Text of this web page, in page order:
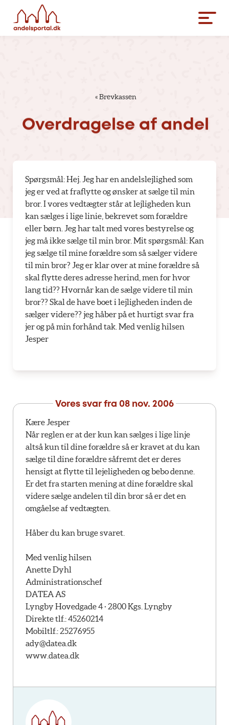
«Brevkassen
Overdragelse af andel
Spørgsmål: Hej. Jeg har en andelslejlighed som
jeg er ved at fraflytte og ønsker at sælge til min
bror. I vores vedtægter står at lejligheden kun
kan sælges i lige linie, bekrevet som forældre
eller børn. Jeg har talt med vores bestyrelse og
jeg må ikke sælge til min bror. Mit spørgsmål: Kan
jeg sælge til mine forældre som så sælger videre
til min bror? Jeg er klar over at mine forældre så
skal flytte deres adresse herind, men for hvor
lang tid?? Hvornår kan de sælge videre til min
bror?? Skal de have boet i lejligheden inden de
sælger videre?? jeg håber på et hurtigt svar fra
jer og på min forhånd tak. Med venlig hilsen
Jesper
Vores svar fra 08 nov. 2006
Kære Jesper
Når reglen er at der kun kan sælges i lige linje
altså kun til dine forældre så er kravet at du kan
sælge til dine forældre såfremt det er deres
hensigt at flytte til lejeligheden og bebo denne.
Er det fra starten mening at dine forældre skal
videre sælge andelen til din bror så er det en
omgåelse af vedtægten.
Håber du kan bruge svaret.
Med venlig hilsen
Anette Dyhl
Administrationschef
DATEA AS
Lyngby Hovedgade 4 · 2800 Kgs. Lyngby
Direkte tlf.: 45260214
Mobiltlf.: 25276955
ady@datea.dk
www.datea.dk